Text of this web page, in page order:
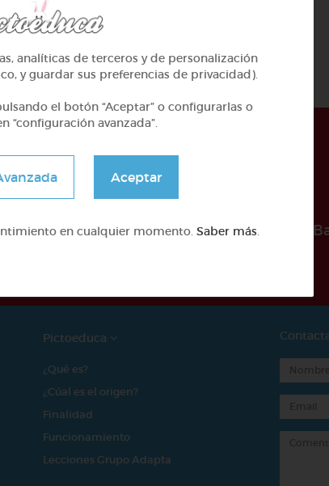
@Webparaelespanol
gracias al mecenazgo de la Fundación
Pictoeduca
¿Qué es?
¿Cúal es el origen?
Finalidad
Funcionamiento
Lecciones Grupo Adapta
analíticas de terceros y de personalización
y guardar sus preferencias de privacidad).
el botón “Aceptar” o configurarlas o
“configuración avanzada”.
Aceptar
en cualquier momento. Saber más.